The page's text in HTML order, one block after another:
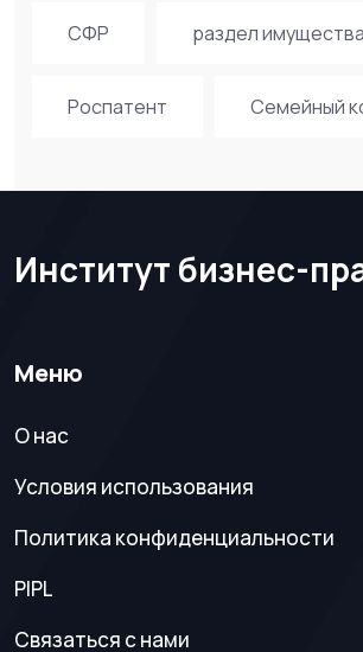
СФР раздел имущества
Роспатент Семейный
Институт бизнес-
Меню
О нас
Условия использования
Политика конфиденциальности
PIPL
Связаться с нами